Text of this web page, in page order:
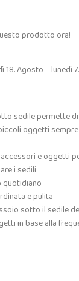
prodotto ora!
18. Agosto – lunedì
sedile permette
oggetti
e oggetti
i sedili
quotidiano
e pulita
sotto il sedile
in base alla